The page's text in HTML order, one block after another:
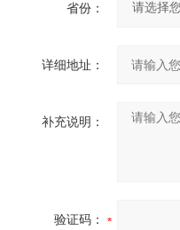
省份：
详细地址：
补充说明：
验证码：